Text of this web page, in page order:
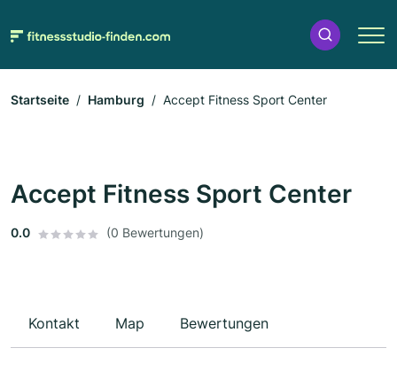
Startseite Hamburg Accept Fitness Sport Center
Accept Fitness Sport Center
0.0 (0 Bewertungen)
Kontakt Map Bewertungen